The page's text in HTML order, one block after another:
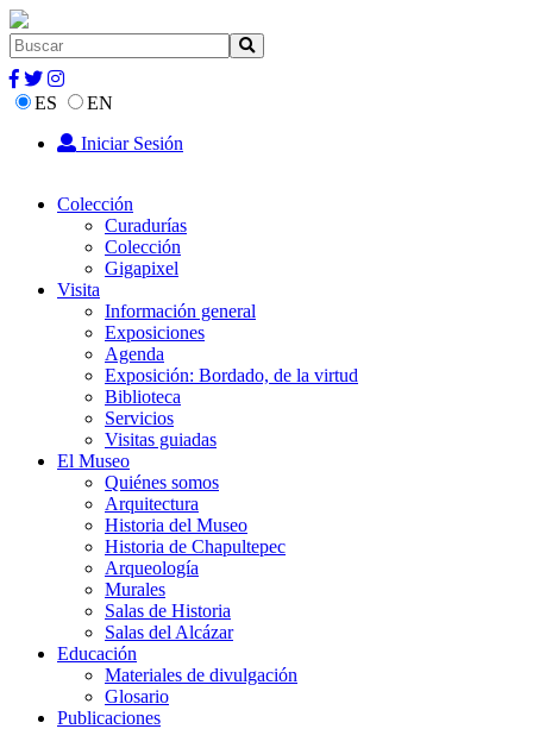
ES
EN
Iniciar Sesión
Colección
Curadurías
Colección
Gigapixel
Visita
Información general
Exposiciones
Agenda
Exposición: Bordado, de la virtud
Biblioteca
Servicios
Visitas guiadas
El Museo
Quiénes somos
Arquitectura
Historia del Museo
Historia de Chapultepec
Arqueología
Murales
Salas de Historia
Salas del Alcázar
Educación
Materiales de divulgación
Glosario
Publicaciones